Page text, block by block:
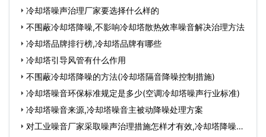
冷却塔噪声治理厂家要选择什么样的
不围蔽冷却塔降噪,不影响冷却塔散热效率噪音解决治理方法
冷却塔品牌排行榜,冷却塔品牌有哪些
冷却塔引导风管有什么作用
不围蔽冷却塔降噪的方法(冷却塔隔音降噪控制措施)
冷却塔噪音环保标准规定是多少(空调冷却塔噪声行业标准)
冷却塔噪音来源,冷却塔噪音主被动降噪处理方案
对工业噪音厂家采取噪声治理措施怎样才有效,冷却塔降噪厂